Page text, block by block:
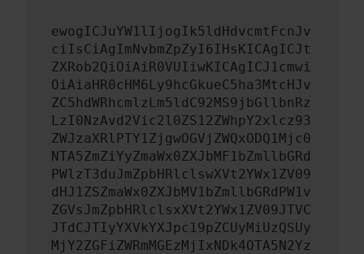
ewogICJuYW1lIjogIk5ldHdvcmtFcnJv
ciIsCiAgImNvbmZpZyI6IHsKICAgICJt
ZXRob2QiOiAiR0VUIiwKICAgICJ1cmwi
OiAiaHR0cHM6Ly9hcGkueC5ha3MtcHJv
ZC5hdWRhcmlzLm5ldC92MS9jbGllbnRz
LzI0NzAvd2Vic2l0ZS12ZWhpY2xlcz93
ZWJzaXRlPTY1ZjgwOGVjZWQxODQ1Mjc0
NTA5ZmZiYyZmaWx0ZXJbMF1bZmllbGRd
PWlzT3duJmZpbHRlclswXVt2YWx1ZV09
dHJ1ZSZmaWx0ZXJbMV1bZmllbGRdPW1v
ZGVsJmZpbHRlclsxXVt2YWx1ZV09JTVC
JTdCJTIyYXVkYXJpc19pZCUyMiUzQSUy
MjY2ZGFiZWRmMGEzMjIxNDk4OTA5N2Yz